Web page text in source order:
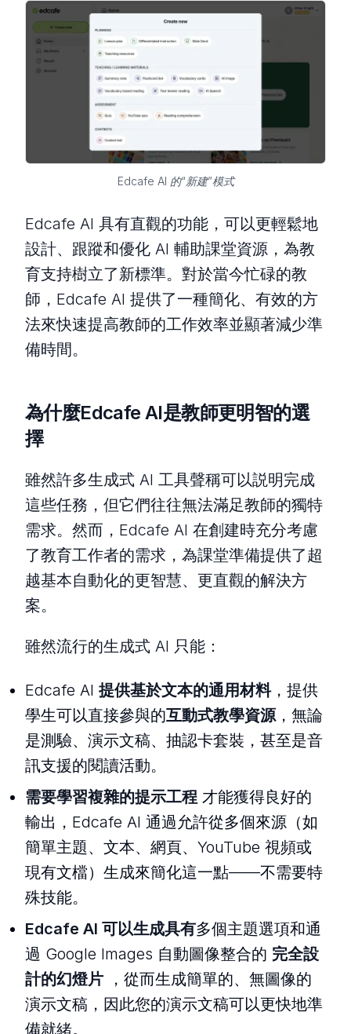
Edcafe AI 的“新建”模式
Edcafe AI 具有直觀的功能，可以更輕鬆地
設計、跟蹤和優化 AI 輔助課堂資源，為教
育支持樹立了新標準。對於當今忙碌的教
師，Edcafe AI 提供了一種簡化、有效的方
法來快速提高教師的工作效率並顯著減少準
備時間。
為什麼Edcafe AI是教師更明智的選
擇
雖然許多生成式 AI 工具聲稱可以説明完成
這些任務，但它們往往無法滿足教師的獨特
需求。然而，Edcafe AI 在創建時充分考慮
了教育工作者的需求，為課堂準備提供了超
越基本自動化的更智慧、更直觀的解決方
案。
雖然流行的生成式 AI 只能：
Edcafe AI 提供基於文本的通用材料，提供
學生可以直接參與的互動式教學資源，無論
是測驗、演示文稿、抽認卡套裝，甚至是音
訊支援的閱讀活動。
需要學習複雜的提示工程 才能獲得良好的
輸出，Edcafe AI 通過允許從多個來源（如
簡單主題、文本、網頁、YouTube 視頻或
現有文檔）生成來簡化這一點——不需要特
殊技能。
Edcafe AI 可以生成具有多個主題選項和通
過 Google Images 自動圖像整合的 完全設
計的幻燈片 ，從而生成簡單的、無圖像的
演示文稿，因此您的演示文稿可以更快地準
備就緒。